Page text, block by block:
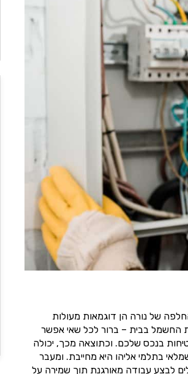
של נורה הן דוגמאות מעולות
החשמל בבית – ברור לכל שאי אפשר
בנכס שלכם. וכתוצאה מכך, יכולה
בתלמי אליהו היא מחייבת. ומעבר
לבצע עבודה מאורגנת תוך שמירה על